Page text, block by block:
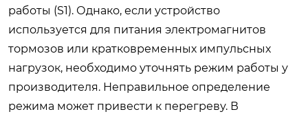
работы (S1). Однако, если устройство
используется для питания электромагнитов
тормозов или кратковременных импульсных
нагрузок, необходимо уточнять режим работы у
производителя. Неправильное определение
режима может привести к перегреву. В